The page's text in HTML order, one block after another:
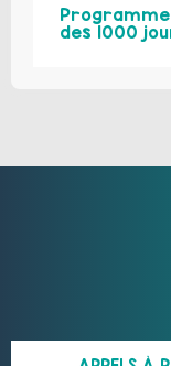
Programme
des 1000